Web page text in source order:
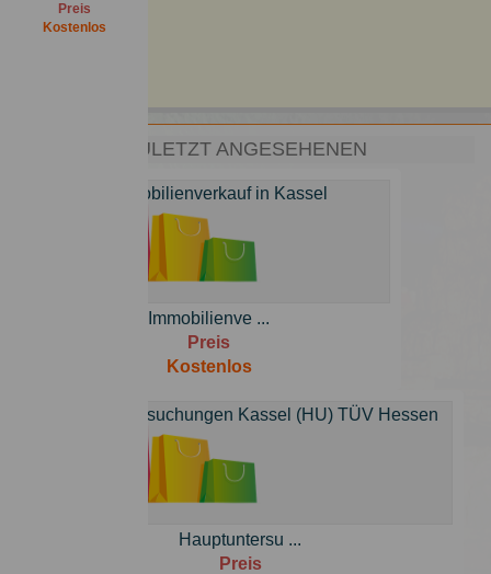
Preis
Kostenlos
ZULETZT ANGESEHENEN
Immobilienve ...
Preis
Kostenlos
Hauptuntersu ...
Preis